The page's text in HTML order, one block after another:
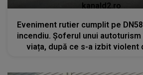
kanald2.ro
Eveniment rutier cumplit pe
incendiu. Șoferul unui
viața, după ce s-a izbit violent